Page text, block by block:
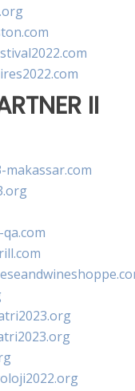
II
makassar.com